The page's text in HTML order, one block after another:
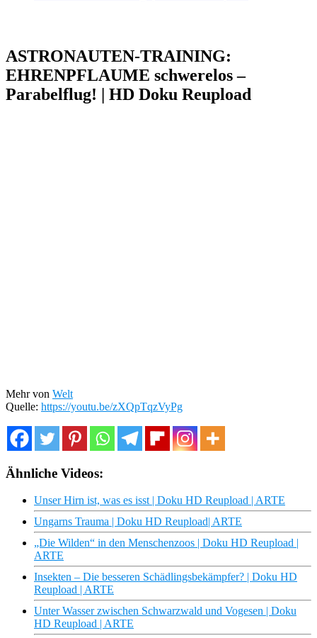
ASTRONAUTEN-TRAINING:
EHRENPFLAUME schwerelos –
Parabelflug! | HD Doku Reupload
Mehr von Welt
Quelle: https://youtu.be/zXQpTqzVyPg
Ähnliche Videos:
Unser Hirn ist, was es isst | Doku HD Reupload | ARTE
Ungarns Trauma | Doku HD Reupload| ARTE
„Die Wilden“ in den Menschenzoos | Doku HD Reupload |
ARTE
Insekten – Die besseren Schädlingsbekämpfer? | Doku HD
Reupload | ARTE
Unter Wasser zwischen Schwarzwald und Vogesen | Doku
HD Reupload | ARTE